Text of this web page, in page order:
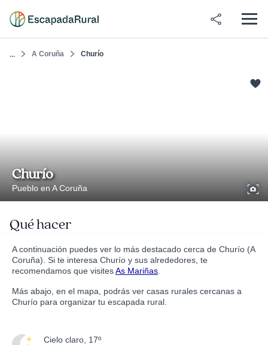
... A Coruña Churío
Churío
Pueblo en A Coruña
Qué hacer
A continuación puedes ver lo más destacado cerca de Churío (A
Coruña). Si te interesa Churío y sus alrededores, te
recomendamos que visitesAs Mariñas
Más abajo, en el mapa, podrás ver casas rurales cercanas a
Churío para organizar tu escapada rural.
cielo claro, 17º